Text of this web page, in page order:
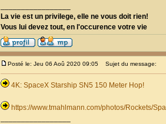
La vie est un privilege, elle ne vous doit rien!
Vous lui devez tout, en l'occurence votre vie
Posté le: Jeu 06 Aoû 2020 09:05 Sujet du message:
4K: SpaceX Starship SN5 150 Meter Hop!
https://www.tmahlmann.com/photos/Rockets/